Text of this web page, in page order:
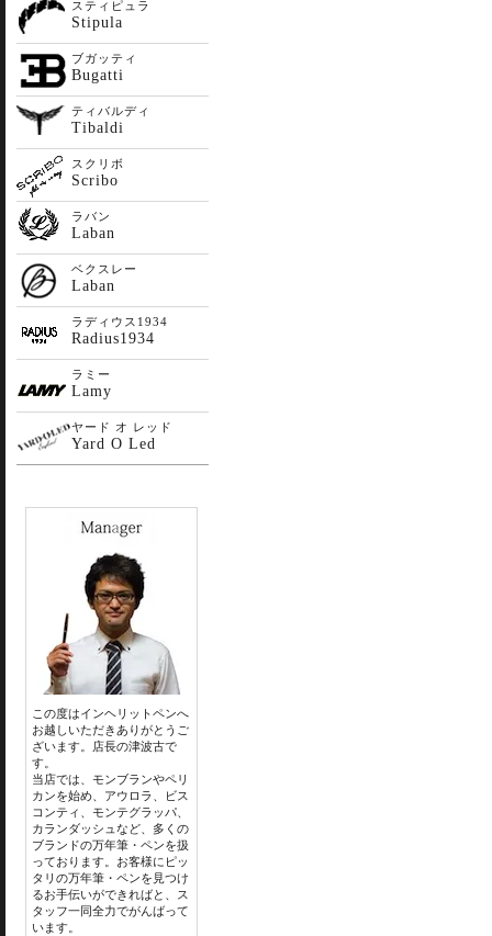
スティピュラ
Stipula
ブガッティ
Bugatti
ティバルディ
Tibaldi
スクリボ
Scribo
ラバン
Laban
ベクスレー
Laban
ラディウス1934
Radius1934
ラミー
Lamy
ヤード オ レッド
Yard O Led
この度はインヘリットペンへ
お越しいただきありがとうご
ざいます。店長の津波古で
す。
当店では、モンブランやペリ
カンを始め、アウロラ、ビス
コンティ、モンテグラッパ、
カランダッシュなど、多くの
ブランドの万年筆・ペンを扱
っております。お客様にピッ
タリの万年筆・ペンを見つけ
るお手伝いができればと、ス
タッフ一同全力でがんばって
います。